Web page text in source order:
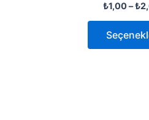
₺1,00 –₺